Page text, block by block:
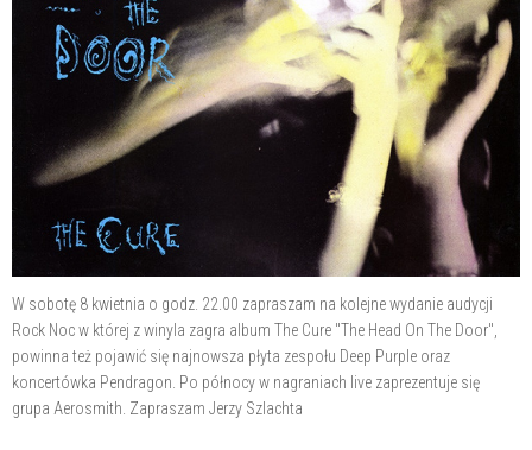
W sobotę 8 kwietnia o godz. 22.00 zapraszam na kolejne wydanie audycji
Rock Noc w której z winyla zagra album The Cure "The Head On The Door",
powinna też pojawić się najnowsza płyta zespołu Deep Purple oraz
koncertówka Pendragon. Po północy w nagraniach live zaprezentuje się
grupa Aerosmith. Zapraszam Jerzy Szlachta